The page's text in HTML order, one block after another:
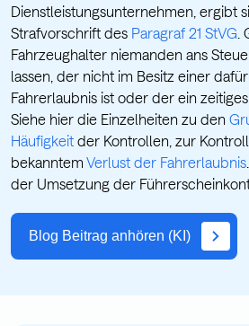
Dienstleistungsunternehmen, ergibt
Strafvorschrift des Paragraf 21 StVG
Fahrzeughalter niemanden ans
lassen, der nicht im Besitz einer
Fahrerlaubnis ist oder der ein
Siehe hier die Einzelheiten zu den
Häufigkeit der Kontrollen, zur
bekanntem Verlust der Fahrerlaubnis
der Umsetzung der
Blog Beitrag anhören (KI)